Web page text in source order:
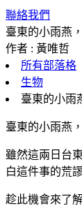
聯絡我們
臺東的小雨燕
作者 : 黃唯哲
所有部落格
生物
臺東的小雨
臺東的小雨燕
雖然這兩日台
白這件事的荒
趁此機會來了